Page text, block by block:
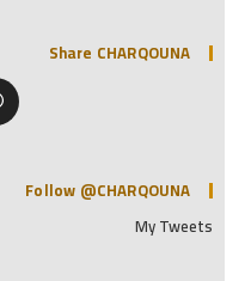
Share CHARQOUNA
Follow @CHARQOUNA
My Tweets